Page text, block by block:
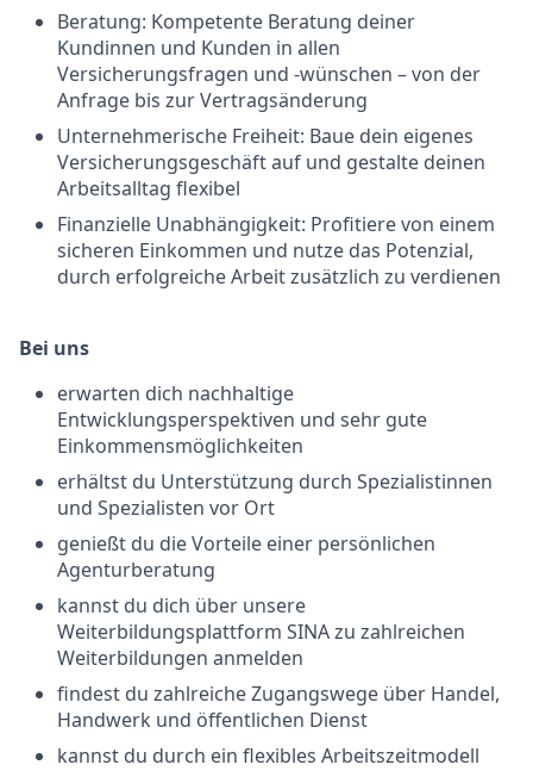
Beratung: Kompetente Beratung deiner
Kundinnen und Kunden in allen
Versicherungsfragen und -wünschen – von der
Anfrage bis zur Vertragsänderung
Unternehmerische Freiheit: Baue dein eigenes
Versicherungsgeschäft auf und gestalte deinen
Arbeitsalltag flexibel
Finanzielle Unabhängigkeit: Profitiere von einem
sicheren Einkommen und nutze das Potenzial,
durch erfolgreiche Arbeit zusätzlich zu verdienen
Bei uns
erwarten dich nachhaltige
Entwicklungsperspektiven und sehr gute
Einkommensmöglichkeiten
erhältst du Unterstützung durch Spezialistinnen
und Spezialisten vor Ort
genießt du die Vorteile einer persönlichen
Agenturberatung
kannst du dich über unsere
Weiterbildungsplattform SINA zu zahlreichen
Weiterbildungen anmelden
findest du zahlreiche Zugangswege über Handel,
Handwerk und öffentlichen Dienst
kannst du durch ein flexibles Arbeitszeitmodell